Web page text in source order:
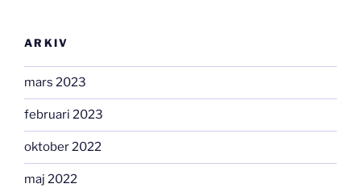
ARKIV
mars 2023
februari 2023
oktober 2022
maj 2022